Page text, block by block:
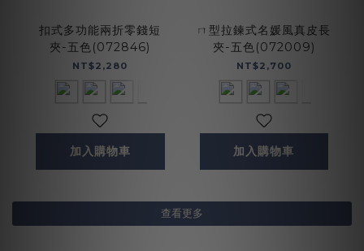
扣式多功能兩折零錢短
夾-五色(072846)
NT$2,280
加入購物車
ㄇ型拉鍊式名媛風真皮長
夾-五色(072009)
NT$2,700
加入購物車
查看更多